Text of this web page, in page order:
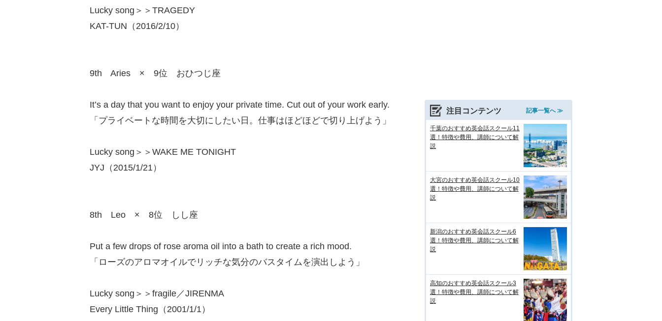
Lucky song＞＞TRAGEDY
KAT-TUN（2016/2/10）
9th Aries × 9位 おひつじ座
It’s a day that you want to enjoy your private time. Cut out of your work early.
「プライベートな時間を大切にしたい日。仕事はほどほどで切り上げよう」
Lucky song＞＞WAKE ME TONIGHT
JYJ（2015/1/21）
8th Leo × 8位 しし座
Put a few drops of rose aroma oil into a bath to create a rich mood.
「ローズのアロマオイルでリッチな気分のバスタイムを演出しよう」
Lucky song＞＞fragile／JIRENMA
Every Little Thing（2001/1/1）
注目コンテンツ 記事一覧へ ≫
千葉のおすすめ英会話スクール11
選！特徴や費用、講師について解
説
大宮のおすすめ英会話スクール10
選！特徴や費用、講師について解
説
新潟のおすすめ英会話スクール6
選！特徴や費用、講師について解
説
高知のおすすめ英会話スクール3
選！特徴や費用、講師について解
説